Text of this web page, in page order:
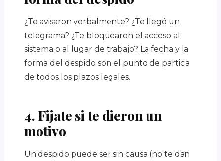
¿Te avisaron verbalmente? ¿Te llegó un
telegrama? ¿Te bloquearon el acceso al
sistema o al lugar de trabajo? La fecha y la
forma del despido son el punto de partida
de todos los plazos legales.
4. Fijate si te dieron un
motivo
Un despido puede ser sin causa (no te dan